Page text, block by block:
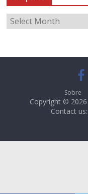
Sobre
Copyright © 2026
Contact us: